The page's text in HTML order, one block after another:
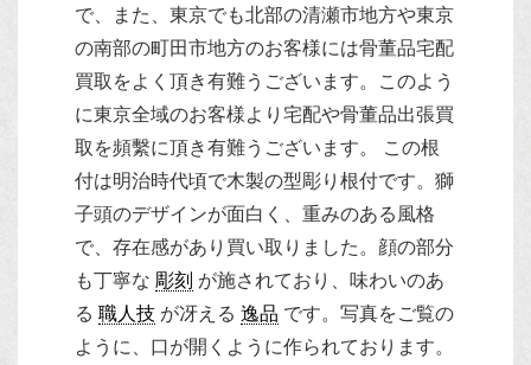
で、また、東京でも北部の清瀬市地方や東京
の南部の町田市地方のお客様には骨董品宅配
買取をよく頂き有難うございます。このよう
に東京全域のお客様より宅配や骨董品出張買
取を頻繫に頂き有難うございます。
この根
付は明治時代頃で木製の型彫り根付です。獅
子頭のデザインが面白く、重みのある風格
で、存在感があり買い取りました。顔の部分
も丁寧な 彫刻 が施されており、味わいのあ
る 職人技 が冴える 逸品 です。写真をご覧の
ように、口が開くように作られております。